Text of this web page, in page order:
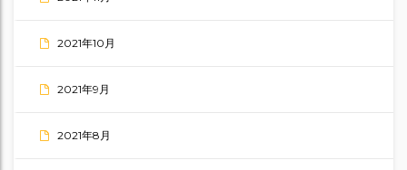
2021年10月
2021年9月
2021年8月